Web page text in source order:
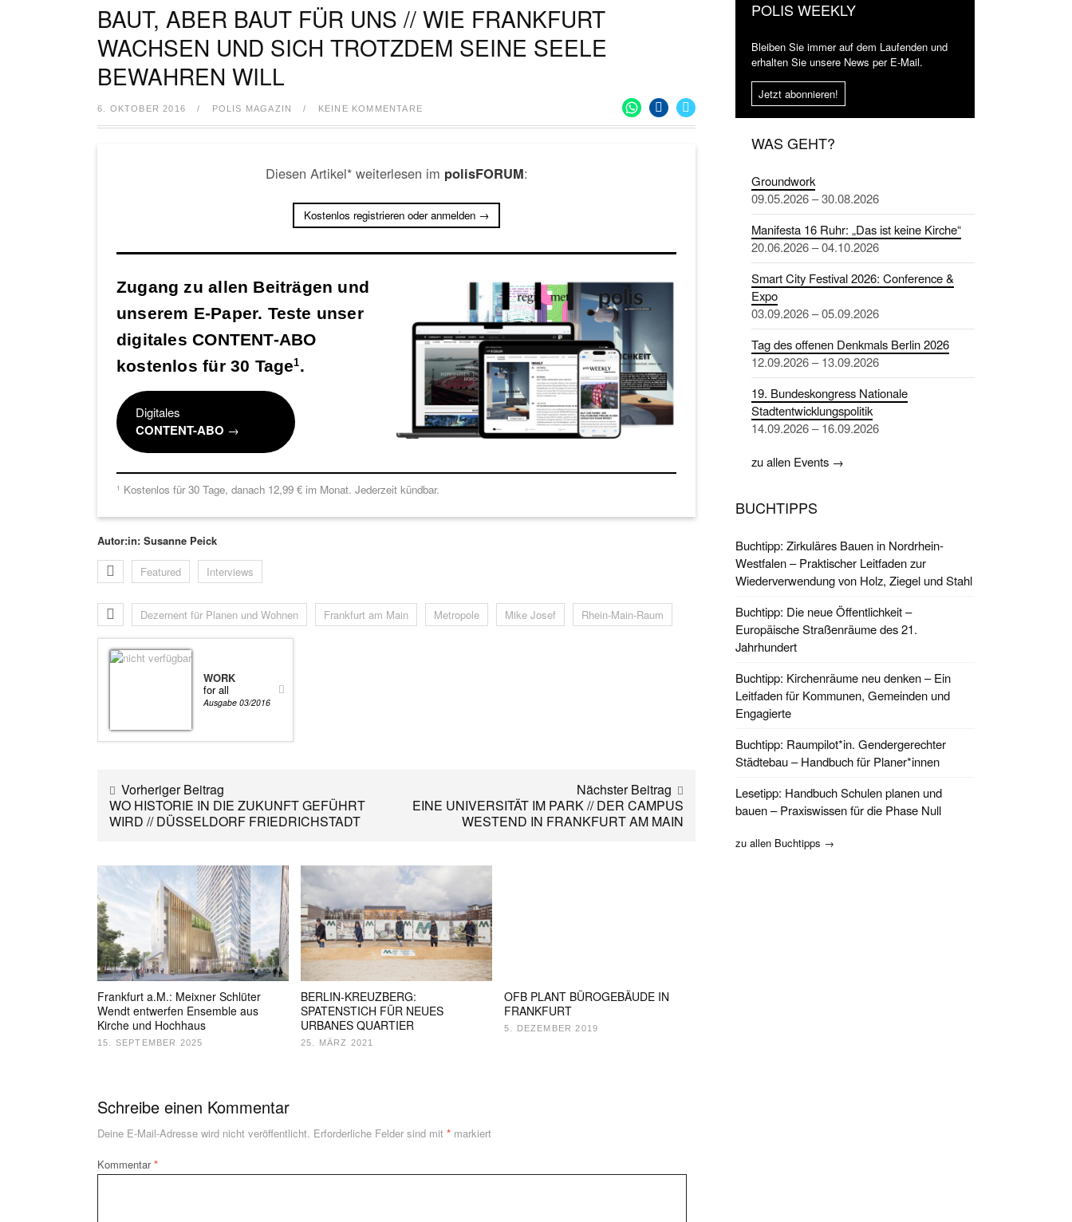
BAUT, ABER BAUT FÜR UNS // WIE FRANKFURT
WACHSEN UND SICH TROTZDEM SEINE SEELE
BEWAHREN WILL
6. OKTOBER 2016 / POLIS MAGAZIN / KEINE KOMMENTARE
Diesen Artikel* weiterlesen im polisFORUM:
Kostenlos registrieren oder anmelden →
Zugang zu allen Beiträgen und
unserem E-Paper. Teste unser
digitales CONTENT-ABO
kostenlos für 30 Tage1.
Digitales
CONTENT-ABO →
1 Kostenlos für 30 Tage, danach 12,99 € im Monat. Jederzeit kündbar.
Autor:in: Susanne Peick
Featured Interviews
Dezernent für Planen und Wohnen Frankfurt am Main Metropole Mike Josef Rhein-Main-Raum
WORK
for all
Ausgabe 03/2016
Vorheriger Beitrag
WO HISTORIE IN DIE ZUKUNFT GEFÜHRT
WIRD // DÜSSELDORF FRIEDRICHSTADT
Nächster Beitrag
EINE UNIVERSITÄT IM PARK // DER CAMPUS
WESTEND IN FRANKFURT AM MAIN
Frankfurt a.M.: Meixner Schlüter
Wendt entwerfen Ensemble aus
Kirche und Hochhaus
15. SEPTEMBER 2025
BERLIN-KREUZBERG:
SPATENSTICH FÜR NEUES
URBANES QUARTIER
25. MÄRZ 2021
OFB PLANT BÜROGEBÄUDE IN
FRANKFURT
5. DEZEMBER 2019
Schreibe einen Kommentar
Deine E-Mail-Adresse wird nicht veröffentlicht. Erforderliche Felder sind mit * markiert
Kommentar*
POLIS WEEKLY
Bleiben Sie immer auf dem Laufenden und
erhalten Sie unsere News per E-Mail.
Jetzt abonnieren!
WAS GEHT?
Groundwork
09.05.2026 – 30.08.2026
Manifesta 16 Ruhr: „Das ist keine Kirche“
20.06.2026 – 04.10.2026
Smart City Festival 2026: Conference &
Expo
03.09.2026 – 05.09.2026
Tag des offenen Denkmals Berlin 2026
12.09.2026 – 13.09.2026
19. Bundeskongress Nationale
Stadtentwicklungspolitik
14.09.2026 – 16.09.2026
zu allen Events →
BUCHTIPPS
Buchtipp: Zirkuläres Bauen in Nordrhein-
Westfalen – Praktischer Leitfaden zur
Wiederverwendung von Holz, Ziegel und Stahl
Buchtipp: Die neue Öffentlichkeit –
Europäische Straßenräume des 21.
Jahrhundert
Buchtipp: Kirchenräume neu denken – Ein
Leitfaden für Kommunen, Gemeinden und
Engagierte
Buchtipp: Raumpilot*in. Gendergerechter
Städtebau – Handbuch für Planer*innen
Lesetipp: Handbuch Schulen planen und
bauen – Praxiswissen für die Phase Null
zu allen Buchtipps →